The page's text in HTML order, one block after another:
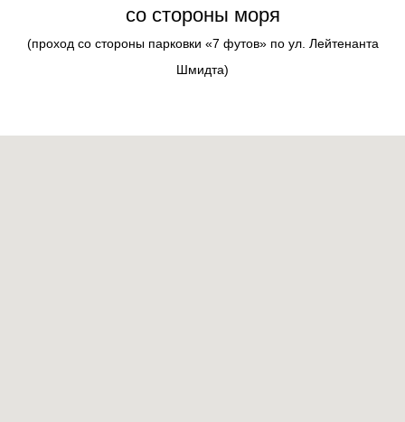
со стороны моря
(проход со стороны парковки «7 футов» по ул. Лейтенанта
Шмидта)